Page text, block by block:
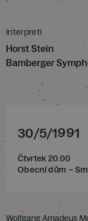
Interpreti
Horst Stein
Bamberger
30/5/1991
Čtvrtek 20.00
Obecní dům –
Wolfgang Amadeus